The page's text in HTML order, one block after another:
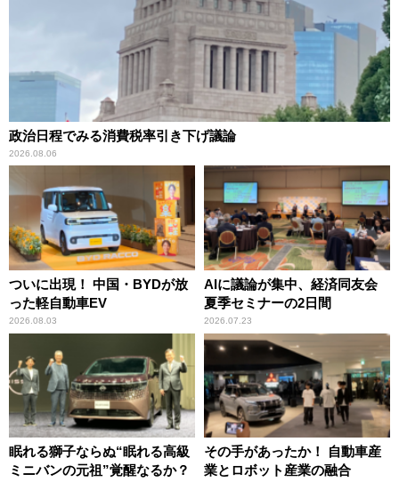
政治日程でみる消費税率引き下げ議論
2026.08.06
ついに出現！ 中国・BYDが放
った軽自動車EV
2026.08.03
AIに議論が集中、経済同友会
夏季セミナーの2日間
2026.07.23
眠れる獅子ならぬ“眠れる高級
ミニバンの元祖”覚醒なるか？
その手があったか！ 自動車産
業とロボット産業の融合